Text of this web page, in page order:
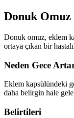
Donuk
Donuk omuz, eklem
ortaya çıkan bir
Neden Gece
Eklem kapsülündeki
daha belirgin hale
Belirtileri